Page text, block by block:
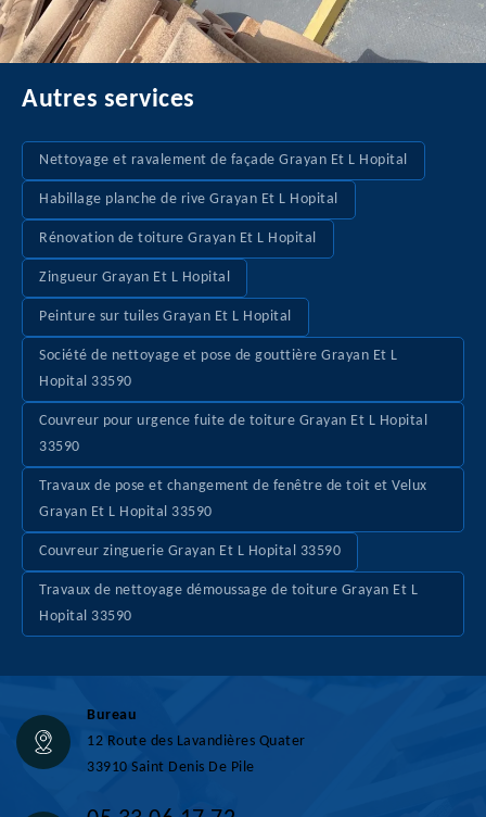
Autres services
Nettoyage et ravalement de façade Grayan Et L Hopital
Habillage planche de rive Grayan Et L Hopital
Rénovation de toiture Grayan Et L Hopital
Zingueur Grayan Et L Hopital
Peinture sur tuiles Grayan Et L Hopital
Société de nettoyage et pose de gouttière Grayan Et L
Hopital 33590
Couvreur pour urgence fuite de toiture Grayan Et L Hopital
33590
Travaux de pose et changement de fenêtre de toit et Velux
Grayan Et L Hopital 33590
Couvreur zinguerie Grayan Et L Hopital 33590
Travaux de nettoyage démoussage de toiture Grayan Et L
Hopital 33590
Bureau
12 Route des Lavandières Quater
33910 Saint Denis De Pile